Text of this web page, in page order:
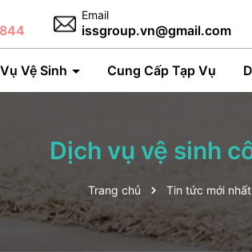
Email
issgroup.vn@gmail.com
Vệ Sinh Cung Cấp Tạp Vụ
Dịch vụ vệ sinh
Trang chủ Tin tức mới nhất